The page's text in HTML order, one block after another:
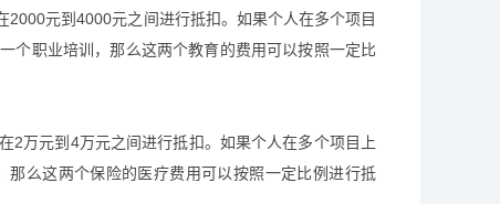
元到4000元之间进行抵扣。如果个人在多个项目
个职业培训，那么这两个教育的费用可以按照一定比
2万元到4万元之间进行抵扣。如果个人在多个项目上
么这两个保险的医疗费用可以按照一定比例进行抵